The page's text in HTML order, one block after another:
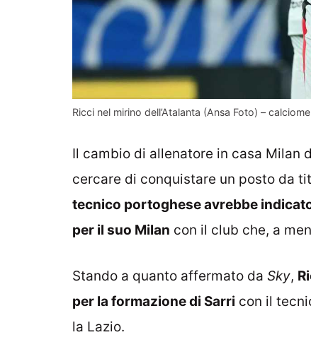
Ricci nel mirino dell’Atalanta (Ansa Foto) –
Il cambio di allenatore in casa Milan
cercare di conquistare un posto da
tecnico portoghese avrebbe
per il suo Milan con il club che, a
Stando a quanto affermato da Sky,
per la formazione di Sarri con il
la Lazio.